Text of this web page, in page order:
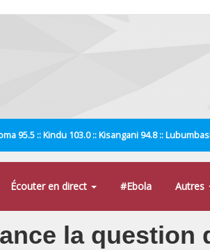
95.5 :: Kindu 103.0 :: Kisangani 94.8 ::
Écouter en direct #Ebola Autres
la